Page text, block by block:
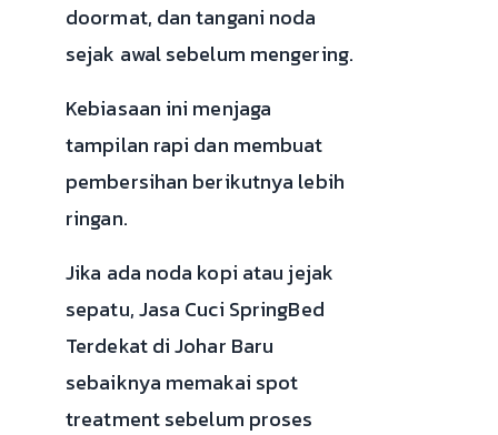
doormat, dan tangani noda
sejak awal sebelum mengering.
Kebiasaan ini menjaga
tampilan rapi dan membuat
pembersihan berikutnya lebih
ringan.
Jika ada noda kopi atau jejak
sepatu, Jasa Cuci SpringBed
Terdekat di Johar Baru
sebaiknya memakai spot
treatment sebelum proses